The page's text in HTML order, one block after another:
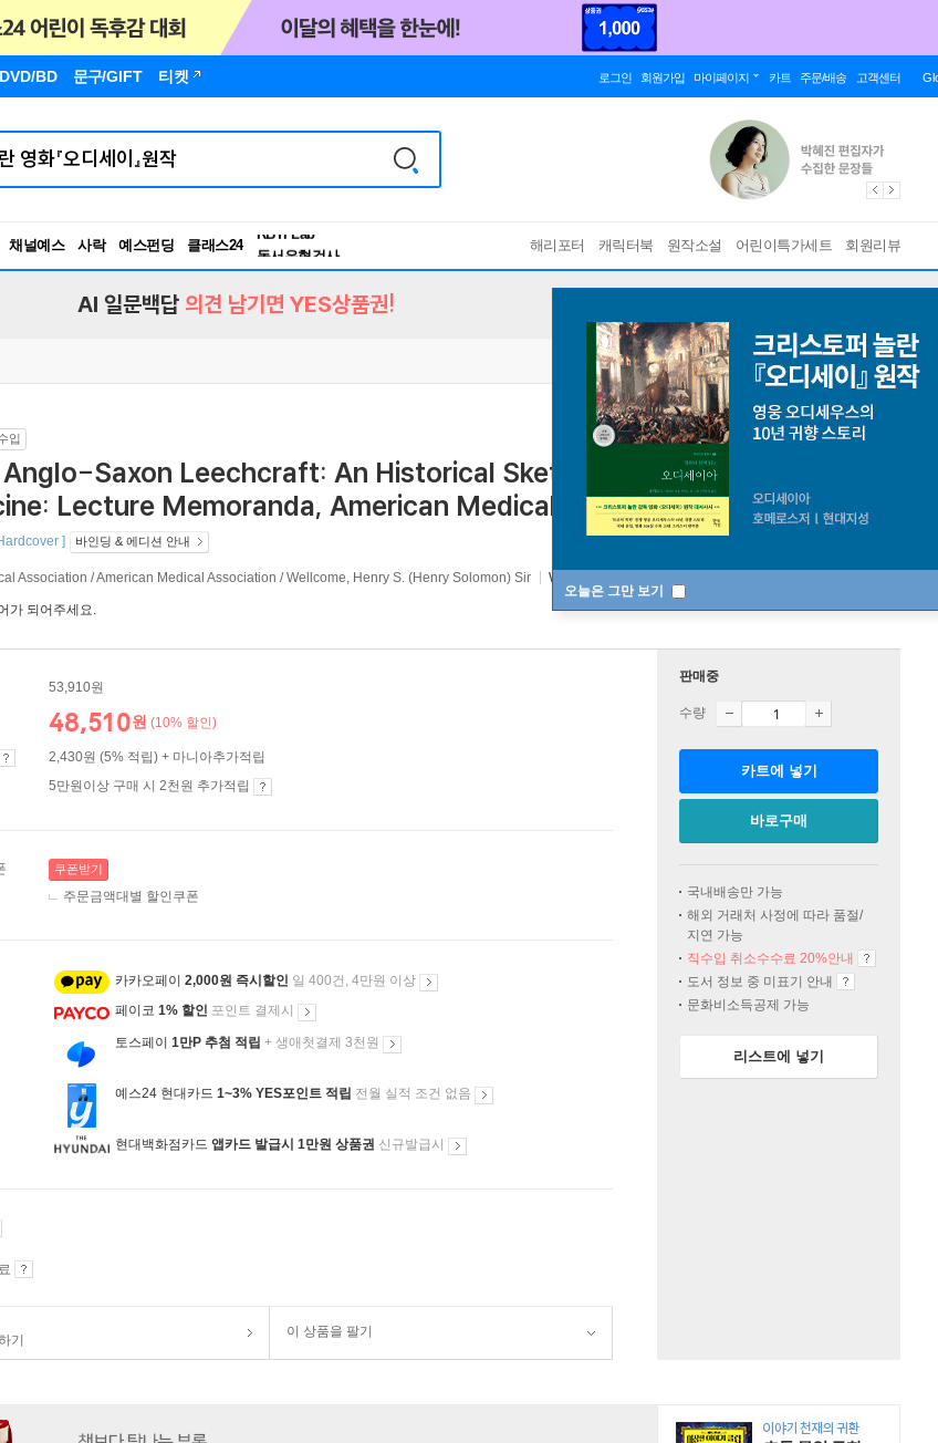
DVD/BD 문구/GIFT 티켓 로그인 회원가입 마이페이지 카트 주문/배송 고객센터
채널예스 사락 예스펀딩 클래스24
독서유형검사
해리포터 캐릭터북 원작소설 어린이특가세트 회원리뷰
오늘은 그만 보기
AI 일문백답 의견 남기면 YES상품권!
입
Anglo-Saxon Leechcraft: An Historical Sketch of Early English
Lecture Memoranda, American Medical Association, Atlantic City,
] 바인딩 & 에디션 안내
Association / American Medical Association / Wellcome, Henry S. (Henry Solomon) Sir Wentworth Press
가 되어주세요.
53,910원
48,510원 (10% 할인)
2,430원 (5% 적립) + 마니아추가적립
5만원이상 구매 시 2천원 추가적립
쿠폰받기
주문금액대별 할인쿠폰
카카오페이 2,000원 즉시할인 일 400건, 4만원 이상
페이코 1% 할인 포인트 결제시
토스페이 1만P 추첨 적립 + 생애첫결제 3천원
예스24 현대카드 1~3% YES포인트 적립 전월 실적 조건 없음
현대백화점카드 앱카드 발급시 1만원 상품권 신규발급시
기
이 상품을 팔기
판매중
수량
카트에 넣기
바로구매
국내배송만 가능
해외 거래처 사정에 따라 품절/
지연 가능
직수입 취소수수료 20%안내
도서 정보 중 미표기 안내
문화비소득공제 가능
리스트에 넣기